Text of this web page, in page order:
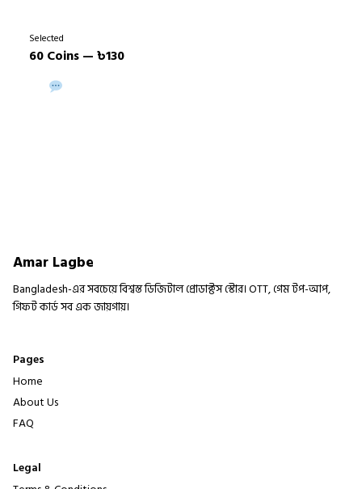
Selected
60 Coins — ৳130
Amar Lagbe
Bangladesh-এর সবচেয়ে বিশ্বস্ত ডিজিটাল প্রোডাক্টস স্টোর। OTT, গেম টপ-আপ,
গিফট কার্ড সব এক জায়গায়।
Pages
Home
About Us
FAQ
Legal